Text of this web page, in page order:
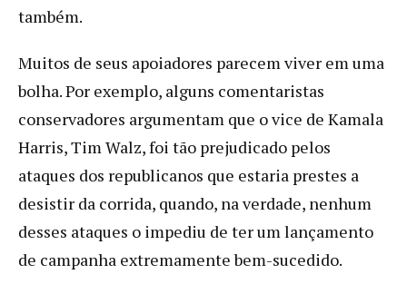
também.
Muitos de seus apoiadores parecem viver em uma
bolha. Por exemplo, alguns comentaristas
conservadores argumentam que o vice de Kamala
Harris, Tim Walz, foi tão prejudicado pelos
ataques dos republicanos que estaria prestes a
desistir da corrida, quando, na verdade, nenhum
desses ataques o impediu de ter um lançamento
de campanha extremamente bem-sucedido.